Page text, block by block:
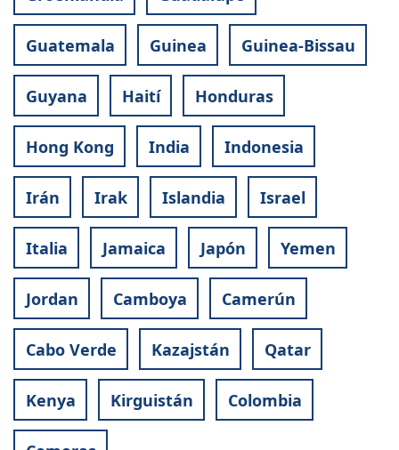
Guatemala Guinea Guinea-Bissau
Guyana Haití Honduras
Hong Kong India Indonesia
Irán Irak Islandia Israel
Italia Jamaica Japón Yemen
Jordan Camboya Camerún
Cabo Verde Kazajstán Qatar
Kenya Kirguistán Colombia